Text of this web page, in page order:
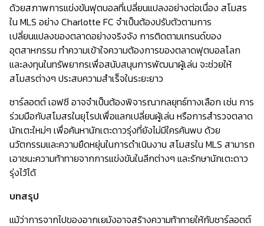
ด้วยสภาพการแข่งขันฟุตบอลที่เปลี่ยนแปลงอย่างต่อเนื่อง สโมสร
ใน MLS อย่าง Charlotte FC จำเป็นต้องปรับตัวตามการ
เปลี่ยนแปลงของตลาดอย่างจริงจัง การติดตามเทรนด์ของ
อุตสาหกรรม ทำความเข้าใจความต้องการของตลาดฟุตบอลโลก
และลงทุนในทรัพยากรเพื่อสนับสนุนการพัฒนาผู้เล่น จะช่วยให้
สโมสรต่างๆ ประสบความสำเร็จในระยะยาว
ชาร์ลอตต์ เอฟซี อาจจำเป็นต้องพิจารณากลยุทธ์ทางเลือก เช่น การ
ร่วมมือกับสโมสรในยุโรปเพื่อแลกเปลี่ยนผู้เล่น หรือการสำรวจตลาด
นักเตะใหม่ๆ เพื่อค้นหานักเตะดาวรุ่งที่ยังไม่มีใครค้นพบ ด้วย
นวัตกรรมและความยืดหยุ่นในการดำเนินงาน สโมสรใน MLS สามารถ
เอาชนะความท้าทายจากการแข่งขันในลีกต่างๆ และรักษานักเตะดาว
รุ่งไว้ได้
บทสรุป
แม้ว่าการจากไปของอากเยมังอาจสร้างความท้าทายให้กับชาร์ลอตต์